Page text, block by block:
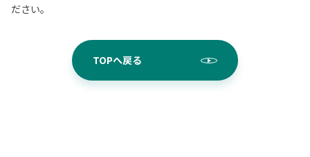
ださい。
TOPへ戻る